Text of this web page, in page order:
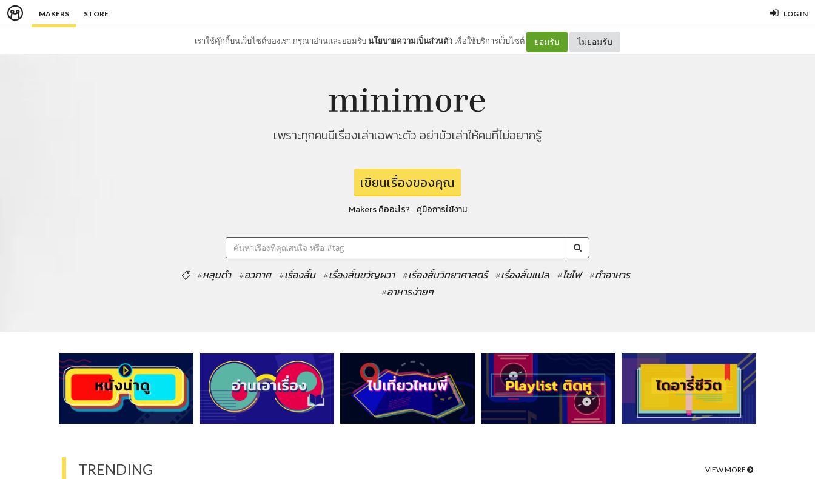
MAKERS STORE LOG IN
เราใช้คุ๊กกี้บนเว็บไซต์ของเรา กรุณาอ่านและยอมรับนโยบายความเป็นส่วนตัว เพื่อใช้บริการเว็บไซต์ ยอมรับ ไม่ยอมรับ
เพราะทุกคนมีเรื่องเล่าเฉพาะตัว อย่ามัวเล่าให้คนที่ไม่อยากรู้
เขียนเรื่องของคุณ
Makers คืออะไร? คู่มือการใช้งาน
#หลุมดำ #อวกาศ #เรื่องสั้น #เรื่องสั้นขวัญผวา #เรื่องสั้นวิทยาศาสตร์ #เรื่องสั้นแปล #ไซไฟ
#ทำอาหาร
#อาหารง่ายๆ
TRENDING VIEW MORE